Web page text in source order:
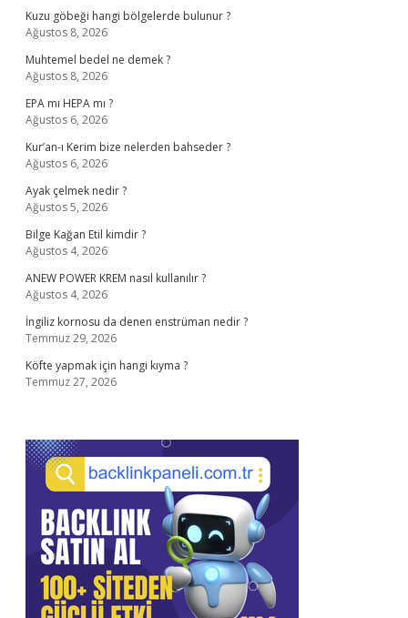
Kuzu göbeği hangi bölgelerde bulunur ?
Ağustos 8, 2026
Muhtemel bedel ne demek ?
Ağustos 8, 2026
EPA mı HEPA mı ?
Ağustos 6, 2026
Kur’an-ı Kerim bize nelerden bahseder ?
Ağustos 6, 2026
Ayak çelmek nedir ?
Ağustos 5, 2026
Bilge Kağan Etil kimdir ?
Ağustos 4, 2026
ANEW POWER KREM nasıl kullanılır ?
Ağustos 4, 2026
İngiliz kornosu da denen enstrüman nedir ?
Temmuz 29, 2026
Köfte yapmak için hangi kıyma ?
Temmuz 27, 2026